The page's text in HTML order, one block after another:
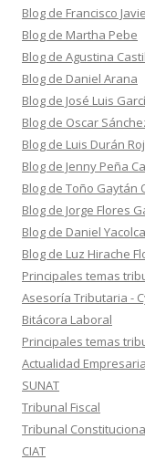
Blog de Francisco
Blog de Martha Pebe
Blog de Agustina
Blog de Daniel Arana
Blog de José Luis
Blog de Oscar
Blog de Luis Durán
Blog de Jenny Peña
Blog de Toño Gaytán
Blog de Jorge Flores
Blog de Daniel
Blog de Luz Hirache
Principales temas
Asesoría Tributaria -
Bitácora Laboral
Principales temas
Actualidad
SUNAT
Tribunal Fiscal
Tribunal
CIAT